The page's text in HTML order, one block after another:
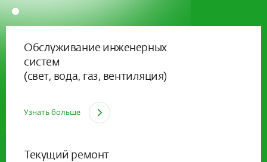
Обслуживание инженерных
систем
(свет, вода, газ, вентиляция)
Узнать больше
Текущий ремонт